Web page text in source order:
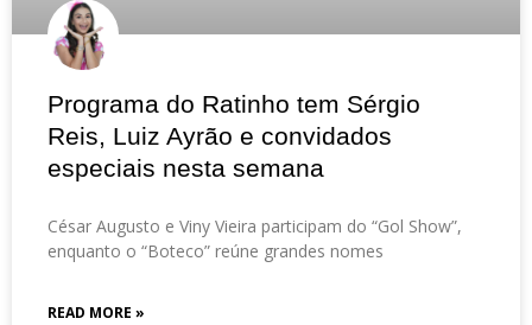
Programa do Ratinho tem Sérgio
Reis, Luiz Ayrão e convidados
especiais nesta semana
César Augusto e Viny Vieira participam do “Gol Show”,
enquanto o “Boteco” reúne grandes nomes
READ MORE »